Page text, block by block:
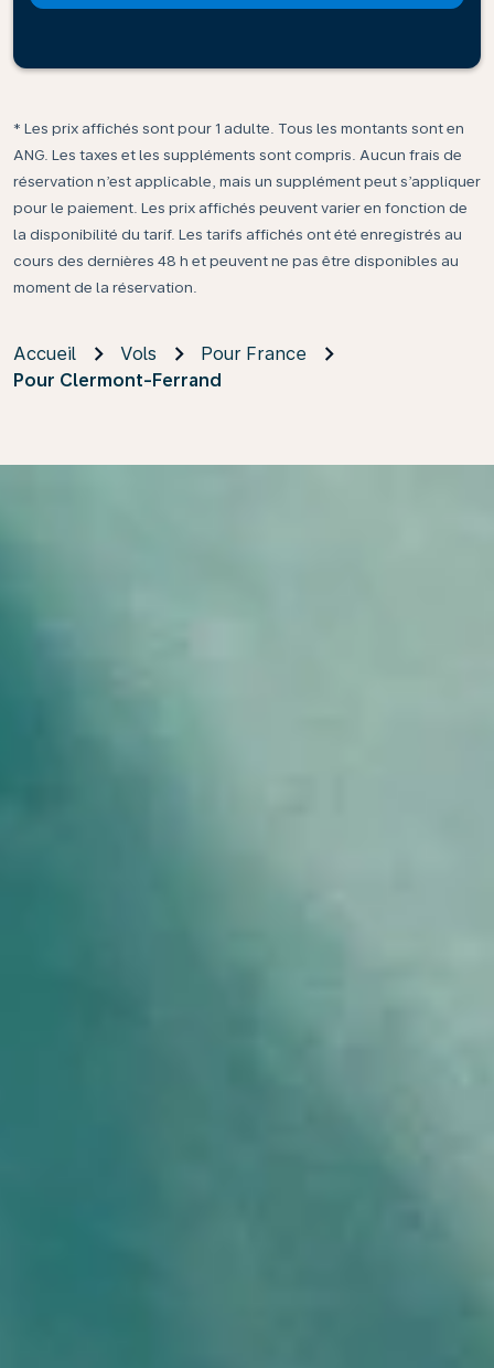
* Les prix affichés sont pour 1 adulte. Tous les montants sont en
ANG. Les taxes et les suppléments sont compris. Aucun frais de
réservation n’est applicable, mais un supplément peut s’appliquer
pour le paiement. Les prix affichés peuvent varier en fonction de
la disponibilité du tarif. Les tarifs affichés ont été enregistrés au
cours des dernières 48 h et peuvent ne pas être disponibles au
moment de la réservation.
Accueil Vols
Pour France
Pour Clermont-Ferrand